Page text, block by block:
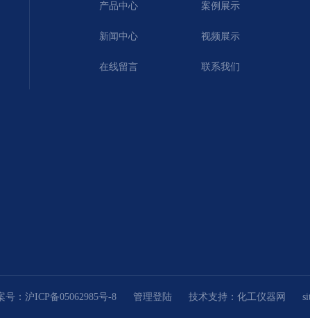
产品中心 案例展示
新闻中心 视频展示
在线留言 联系我们
号：沪ICP备05062985号-8 管理登陆 技术支持：化工仪器网